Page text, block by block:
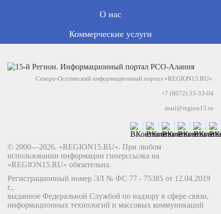
О нас
Коммерческие услуги
Северо-Осетинский информационный портал «REGION15.RU».
+7 (8672) 33-33-04
mail@region15.ru
© 2000—2026. «REGION15.RU». При любом
использовании информации гиперссылка на
«REGION15.RU» обязательна.
Регистрационный номер ЭЛ № ФС 77 - 75385 от 12.04.2019
г.,
выданное Федеральной Службой по надзору в сфере связи,
информационных технологий и массовых коммуникаций